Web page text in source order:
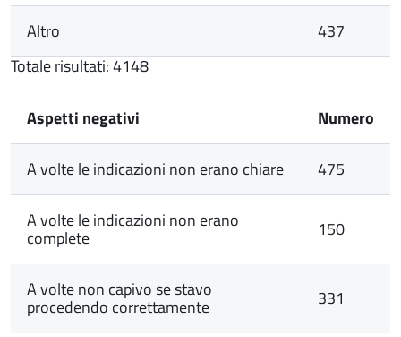
Altro
437
Totale risultati: 4148
Aspetti negativi Numero
A volte le indicazioni non erano chiare 475
A volte le indicazioni non erano
complete 150
A volte non capivo se stavo
procedendo correttamente 331